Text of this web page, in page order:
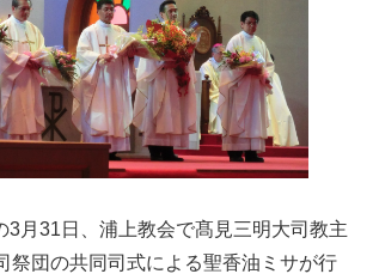
月31日、浦上教会で髙見三明大司教主
祭団の共同司式による聖香油ミサが行